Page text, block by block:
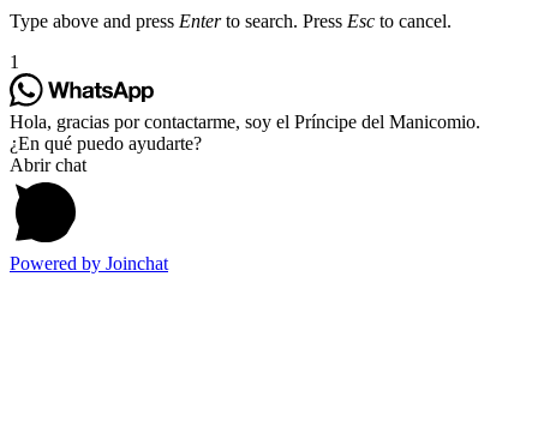
Type above and press Enterto search. Press Esc to cancel.
1
Hola, gracias por contactarme, soy el Príncipe del Manicomio.
¿En qué puedo ayudarte?
Abrir chat
Powered by Joinchat